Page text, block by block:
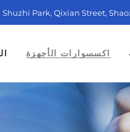
Park, Qixian Street,
اكسسوارات الأجهزة